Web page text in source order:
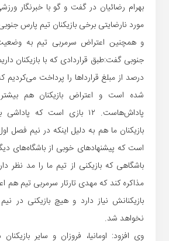
بهرام رضائیان در گفت و گو با خبرنگار
مورد نارضایتی برخی بازیکنان تیم پارس جنوبی
و همچنین اعتراض سرمربی تیم به
درصد از مبلغ قرارداها را پرداخت می‌کردیم
شده است و اعتراض بازیکنان هم
پاداش‌هاست. ۱۲ بازی است که
بازیکنان ما هم به دلیل اینکه در نیم فصل
است که پیشنهادهای خوبی از باشگاه‌های
باشگاهی که بازیکنی از تیم ما را مد نظر
مذاکره کند که مهدی تارتار سرمربی تیم هم
بازیکنانش نیاز دارد و هیچ بازیکنی در
نخواهد شد.
وی افزود: اومانیا، فروزان و سایر